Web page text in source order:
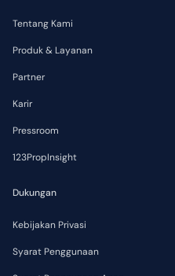
Tentang Kami
Produk & Layanan
Partner
Karir
Pressroom
123PropInsight
Dukungan
Kebijakan Privasi
Syarat Penggunaan